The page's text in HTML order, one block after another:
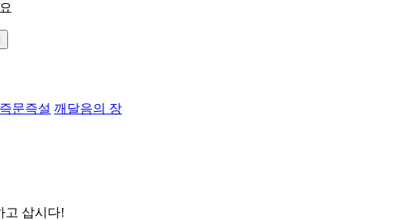
즉문즉설 깨달음의 장
고 삽시다!